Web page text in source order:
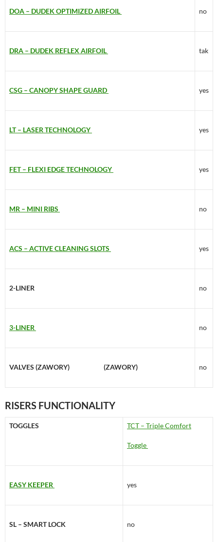
DOA – DUDEK OPTIMIZED AIRFOIL no
DRA – DUDEK REFLEX AIRFOIL tak
CSG – CANOPY SHAPE GUARD yes
LT – LASER TECHNOLOGY yes
FET – FLEXI EDGE TECHNOLOGY yes
MR – MINI RIBS no
ACS – ACTIVE CLEANING SLOTS yes
2-LINER no
3-LINER no
VALVES (ZAWORY) (ZAWORY) no
RISERS FUNCTIONALITY
TOGGLES
TCT – Triple Comfort